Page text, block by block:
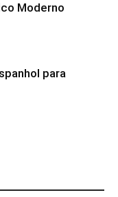
Moderno
para